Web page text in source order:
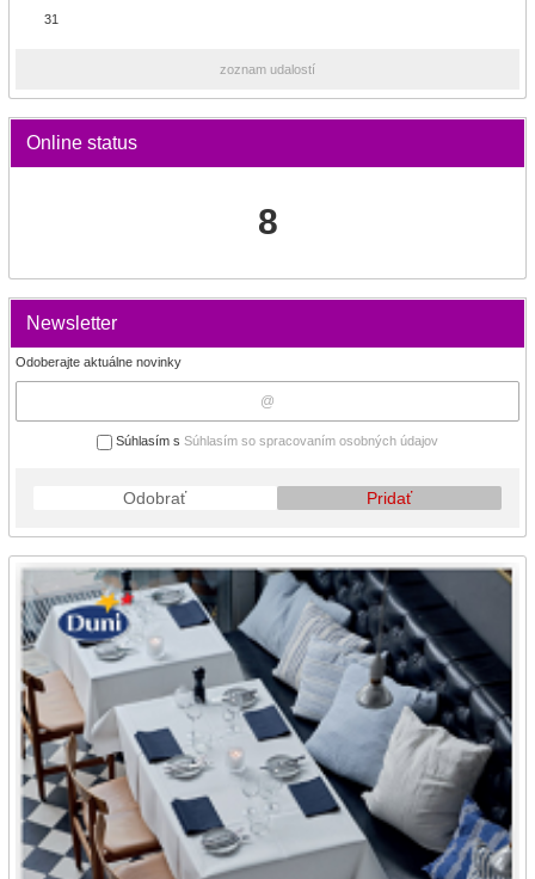
31
zoznam udalostí
Online status
8
Newsletter
Odoberajte aktuálne novinky
Súhlasím s Súhlasím so spracovaním osobných údajov
Odobrať Pridať